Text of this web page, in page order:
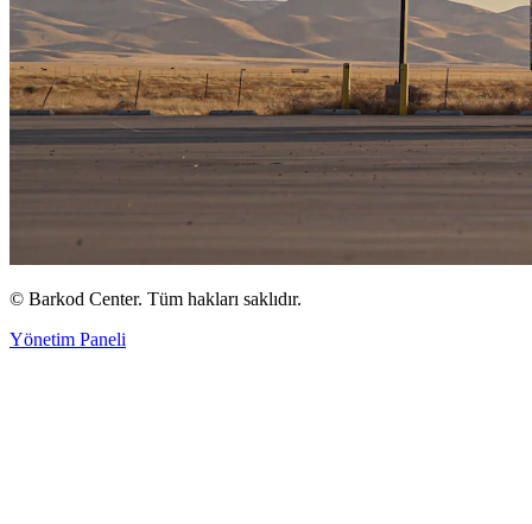
© Barkod Center. Tüm hakları saklıdır.
Yönetim Paneli